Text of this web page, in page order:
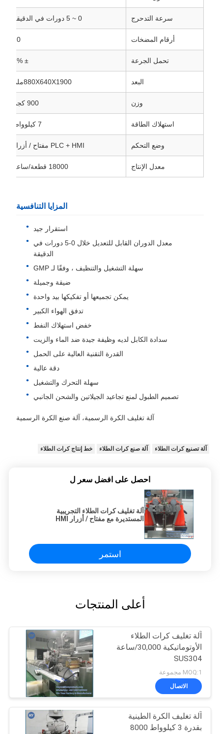
سرعة التدحرج 0 ~ 5 دورات في الدقيقة
أرقام المضخات 10
تحمل الجرعة ± 2%
البعد 880X640X1900ملم
وزن 900 كجم
استهلاك الطاقة 7 كيلوواط
وضع التحكم PLC + HMI مفتاح / أزرار
معدل الإنتاج 18000 قطعة/ساعة
المزايا التنافسية
استقرار جيد
معدل الدوران القابل للتعديل خلال 0-5 دورات في
الدقيقة
سهلة التشغيل والتنظيف ، وفقًا لـ GMP
ضيقة وجميلة
يمكن تجميعها أو تفكيكها بيد واحدة
تدفق الهواء الكبير
خفض استهلاك النفط
سدادة الكابل لديه وظيفة جيدة ضد الماء والزيت
القدرة التقنية العالية على الحمل
دقة عالية
سهلة التحرك والتشغيل
تصميم الطبول لمنع تجاعيد الجيلاتين والشحن الجانبي
آلة تغليف الكرة الرسمية، آلة صنع الكرة الرسمية
آلة تصنيع كرات الطلاء آلة صنع كرات الطلاء خط إنتاج كرات الطلاء
احصل على افضل سعر ل
آلة تغليف كرات الطلاء التجريبية
المستديرة مع مفتاح / أزرار HMI
استمر
أعلى المنتجات
آلة تغليف كرات الطلاء
الأوتوماتيكية 30,000/ساعة
SUS304
MOQ:1 مجموعة
الاتصال
آلة تغليف الكرة الطينية
بقدرة 3 كيلوواط 8000